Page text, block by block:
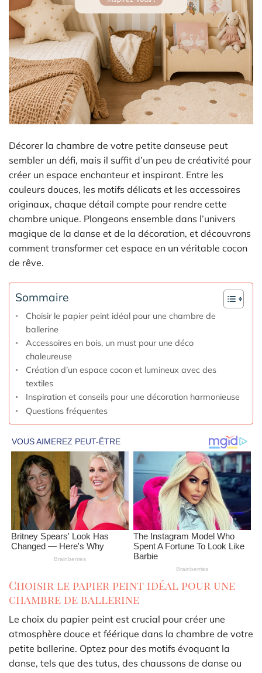
Décorer la chambre de votre petite danseuse peut
sembler un défi, mais il suffit d’un peu de créativité pour
créer un espace enchanteur et inspirant. Entre les
couleurs douces, les motifs délicats et les accessoires
originaux, chaque détail compte pour rendre cette
chambre unique. Plongeons ensemble dans l’univers
magique de la danse et de la décoration, et découvrons
comment transformer cet espace en un véritable cocon
de rêve.
Sommaire
Choisir le papier peint idéal pour une chambre de
ballerine
Accessoires en bois, un must pour une déco
chaleureuse
Création d’un espace cocon et lumineux avec des
textiles
Inspiration et conseils pour une décoration harmonieuse
Questions fréquentes
Choisir le papier peint idéal pour une
chambre de ballerine
Le choix du papier peint est crucial pour créer une
atmosphère douce et féérique dans la chambre de votre
petite ballerine. Optez pour des motifs évoquant la
danse, tels que des tutus, des chaussons de danse ou